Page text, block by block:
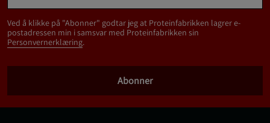
Ved å klikke på "Abonner" godtar jeg at Proteinfabrikken lagrer e-
postadressen min i samsvar med Proteinfabrikken sin
Personvernerklæring.
Abonner